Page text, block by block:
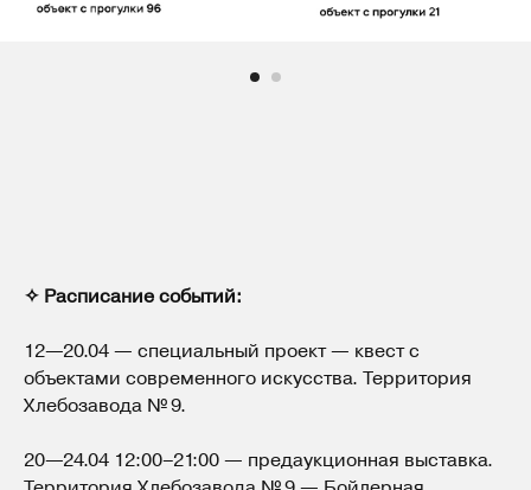
✧ Расписание событий:
12—20.04 — специальный проект — квест с
объектами современного искусства. Территория
Хлебозавода № 9.
20—24.04 12:00–21:00 — предаукционная выставка.